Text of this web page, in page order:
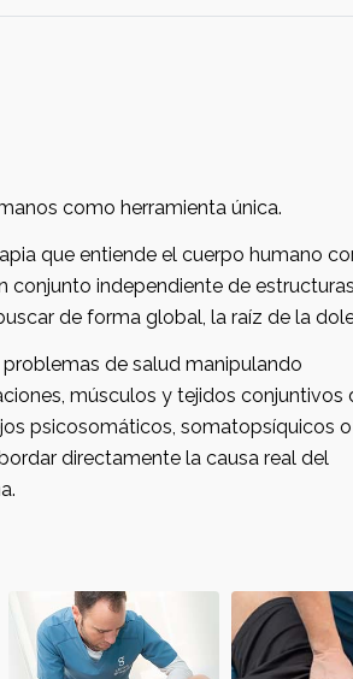
utiliza sus manos como herramienta única.
de estructuras y
órganos. Se encarga de buscar de forma global, la
y tejidos conjuntivos del
somatopsíquicos o
directamente la causa real del